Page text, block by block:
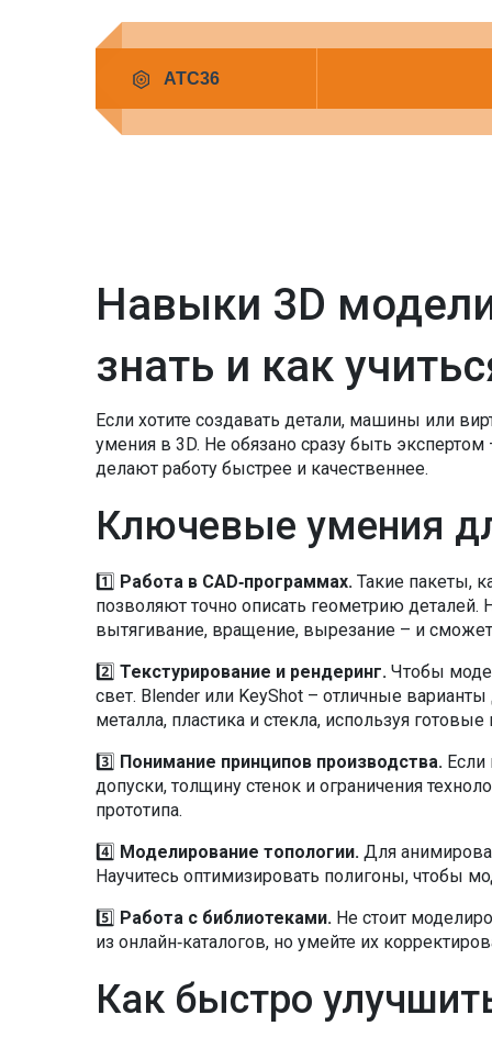
Навыки 3D
знать и как
Если хотите создавать детали, машины или
умения в 3D. Не обязано сразу быть
делают работу быстрее и качественнее.
Ключевые умения
1️⃣ Работа в CAD‑программах. Такие пакеты,
позволяют точно описать геометрию
вытягивание, вращение, вырезание – и
2️⃣ Текстурирование и рендеринг. Чтобы
свет. Blender или KeyShot – отличные
металла, пластика и стекла, используя
3️⃣ Понимание принципов производства. Если
допуски, толщину стенок и ограничения
прототипа.
4️⃣ Моделирование топологии. Для
Научитесь оптимизировать полигоны, чтобы
5️⃣ Работа с библиотеками. Не стоит
из онлайн‑каталогов, но умейте их
Как быстро